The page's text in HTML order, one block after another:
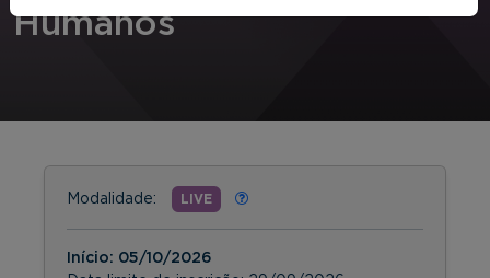
Humanos
Modalidade: LIVE
Início: 05/10/2026